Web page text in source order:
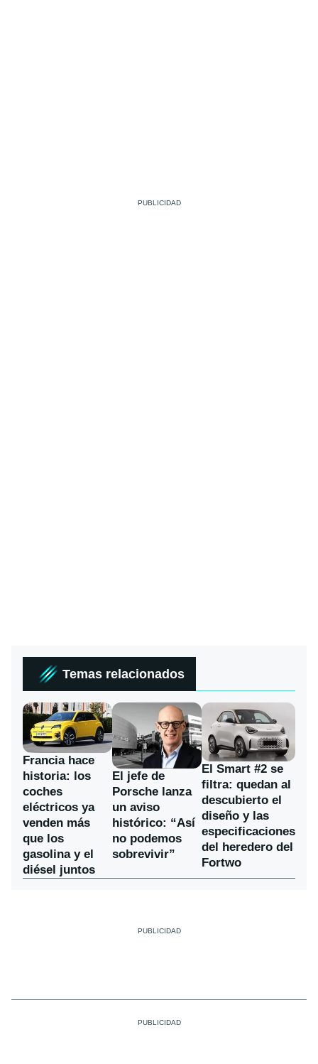
Temas relacionados
Francia hace
historia: los
coches
eléctricos ya
venden más
que los
gasolina y el
diésel juntos
El jefe de
Porsche lanza
un aviso
histórico: “Así
no podemos
sobrevivir”
El Smart #2 se
filtra: quedan al
descubierto el
diseño y las
especificaciones
del heredero del
Fortwo